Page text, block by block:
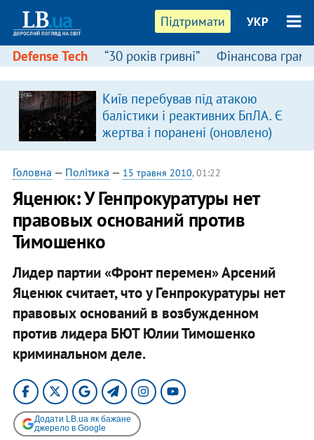
Підтримати УКР
Defense Tech “30 років гривні” Фінансова
Київ перебував під атакою
балістики і реактивних БпЛА. Є
жертва і поранені (оновлено)
Головна — Політика — 15 травня 2010, 01:22
Яценюк: У Генпрокуратуры нет
правовых оснований против
Тимошенко
Лидер партии «Фронт перемен» Арсений
Яценюк считает, что у Генпрокуратуры нет
правовых оснований в возбужденном
против лидера БЮТ Юлии Тимошенко
криминальном деле.
Додати LB.ua як бажане
джерело в Google